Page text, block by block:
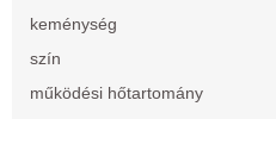
keménység
szín
működési hőtartomány